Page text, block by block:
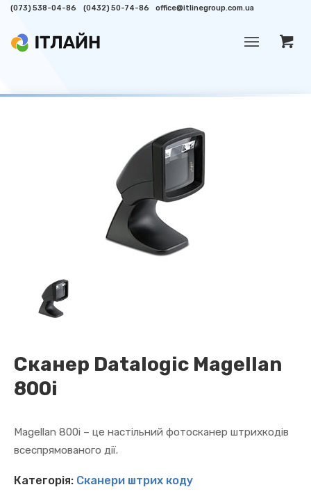
(073) 538-04-86 (0432) 50-74-86 office@itlinegroup.com.ua
Сканер Datalogic Magellan
800i
Magellan 800i – це настільний фотосканер штрихкодів
всеспрямованого дії.
Категорія: Сканери штрих коду